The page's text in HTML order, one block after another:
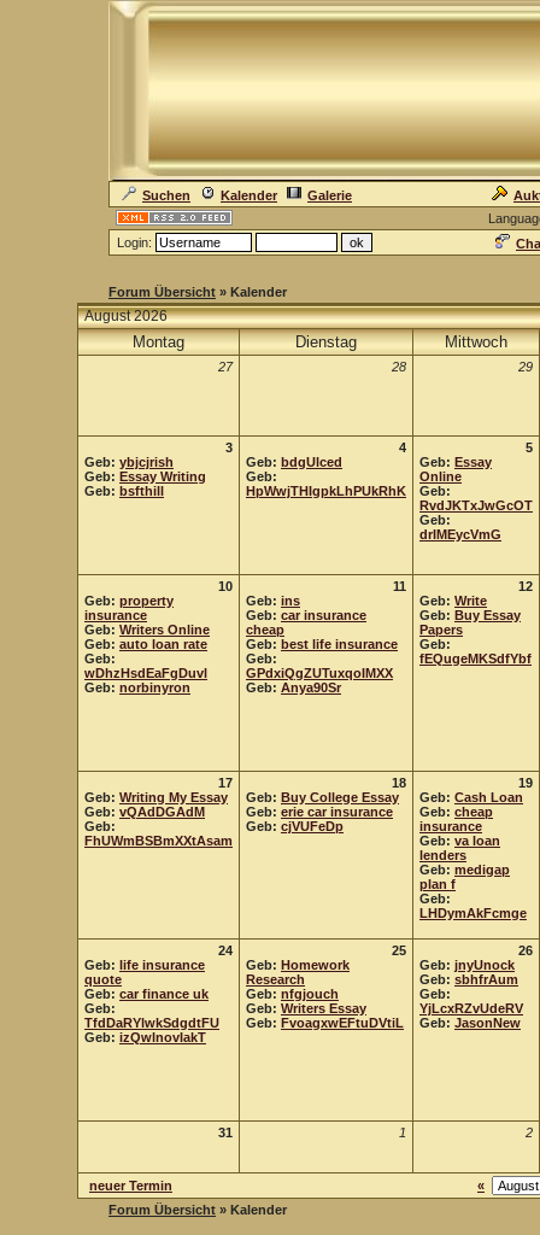
Suchen Kalender Galerie
Login:
Forum Übersicht » Kalender
August 2026
Montag Dienstag Mittwoch
27 28 29
3
Geb: ybjcjrish
Geb: Essay Writing
Geb: bsfthill
4
Geb: bdgUlced
Geb:
HpWwjTHIgpkLhPUkRhK
5
Geb: Essay
Online
Geb:
RvdJKTxJwGcOT
Geb:
drIMEycVmG
10
Geb: property
insurance
Geb: Writers Online
Geb: auto loan rate
Geb:
wDhzHsdEaFgDuvl
Geb: norbinyron
11
Geb: ins
Geb: car insurance
cheap
Geb: best life insurance
Geb:
GPdxiQgZUTuxqoIMXX
Geb: Anya90Sr
12
Geb: Write
Geb: Buy Essay
Papers
Geb:
fEQugeMKSdfYbf
17
Geb: Writing My Essay
Geb: vQAdDGAdM
Geb:
FhUWmBSBmXXtAsam
18
Geb: Buy College Essay
Geb: erie car insurance
Geb: cjVUFeDp
19
Geb: Cash Loan
Geb: cheap
insurance
Geb: va loan
lenders
Geb: medigap
plan f
Geb:
LHDymAkFcmge
24
Geb: life insurance
quote
Geb: car finance uk
Geb:
TfdDaRYlwkSdgdtFU
Geb: izQwlnovIakT
25
Geb: Homework
Research
Geb: nfgjouch
Geb: Writers Essay
Geb: FvoagxwEFtuDVtiL
26
Geb: jnyUnock
Geb: sbhfrAum
Geb:
YjLcxRZvUdeRV
Geb: JasonNew
31 1 2
neuer Termin
«
Forum Übersicht » Kalender